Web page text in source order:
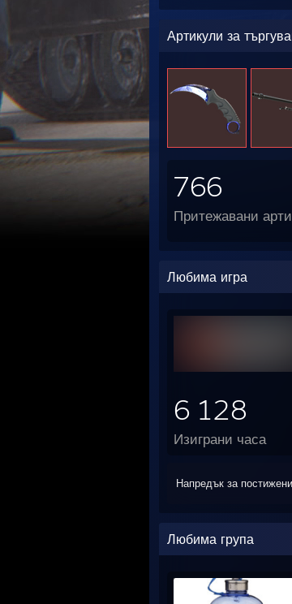
Артикули за
766
Притежавани
Любима игра
6 128
Изиграни часа
Напредък за
Любима група